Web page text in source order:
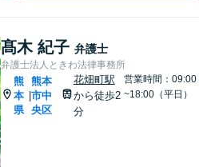
髙木 紀子 弁護士
弁護士法人ときわ法律事務所
熊
本
県
熊本
市中
央区
花畑町駅
から徒歩2
分
営業時間：09:00
~18:00（平日）